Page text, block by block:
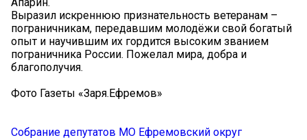
Выразил искреннюю признательность ветеранам –
пограничникам, передавшим молодёжи свой богатый
опыт и научившим их гордится высоким званием
пограничника России. Пожелал мира, добра и
благополучия.
Фото Газеты «Заря.Ефремов»
Собрание депутатов МО Ефремовский округ